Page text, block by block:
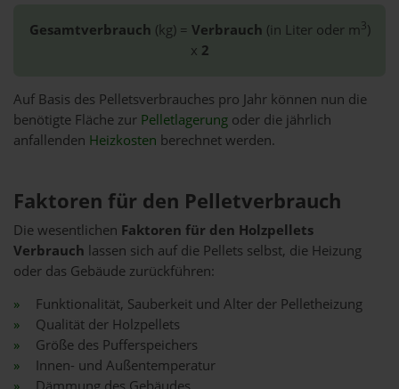
Gesamtverbrauch (kg) = Verbrauch (in Liter oder m3)
x 2
Auf Basis des Pelletsverbrauches pro Jahr können nun die
benötigte Fläche zur Pelletlagerung oder die jährlich
anfallenden Heizkosten berechnet werden.
Faktoren für den Pelletverbrauch
Die wesentlichen Faktoren für den Holzpellets
Verbrauch lassen sich auf die Pellets selbst, die Heizung
oder das Gebäude zurückführen:
Funktionalität, Sauberkeit und Alter der Pelletheizung
Qualität der Holzpellets
Größe des Pufferspeichers
Innen- und Außentemperatur